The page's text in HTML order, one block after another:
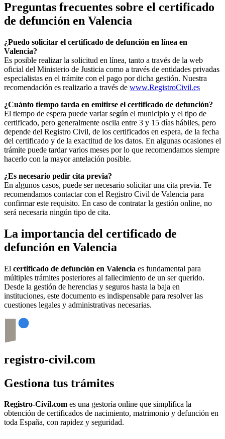
Preguntas frecuentes sobre el certificado
de defunción en Valencia
¿Puedo solicitar el certificado de defunción en línea en
Valencia?
Es posible realizar la solicitud en línea, tanto a través de la web
oficial del Ministerio de Justicia como a través de entidades privadas
especialistas en el trámite con el pago por dicha gestión. Nuestra
recomendación es realizarlo a través de www.RegistroCivil.es
¿Cuánto tiempo tarda en emitirse el certificado de defunción?
El tiempo de espera puede variar según el municipio y el tipo de
certificado, pero generalmente oscila entre 3 y 15 días hábiles, pero
depende del Registro Civil, de los certificados en espera, de la fecha
del certificado y de la exactitud de los datos. En algunas ocasiones el
trámite puede tardar varios meses por lo que recomendamos siempre
hacerlo con la mayor antelación posible.
¿Es necesario pedir cita previa?
En algunos casos, puede ser necesario solicitar una cita previa. Te
recomendamos contactar con el Registro Civil de Valencia para
confirmar este requisito. En caso de contratar la gestión online, no
será necesaria ningún tipo de cita.
La importancia del certificado de
defunción en Valencia
El certificado de defunción en Valencia es fundamental para
múltiples trámites posteriores al fallecimiento de un ser querido.
Desde la gestión de herencias y seguros hasta la baja en
instituciones, este documento es indispensable para resolver las
cuestiones legales y administrativas necesarias.
registro-civil.com
Gestiona tus trámites
Registro-Civil.com es una gestoría online que simplifica la
obtención de certificados de nacimiento, matrimonio y defunción en
toda España, con rapidez y seguridad.